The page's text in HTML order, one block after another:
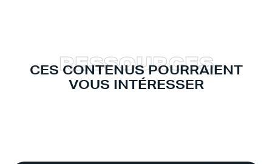
CES CONTENUS POURRAIENT
VOUS INTÉRESSER
RESSOURCES